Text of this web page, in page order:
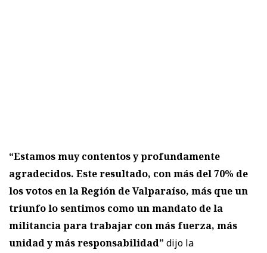
“Estamos muy contentos y profundamente
agradecidos. Este resultado, con más del 70% de
los votos en la Región de Valparaíso, más que un
triunfo lo sentimos como un mandato de la
militancia para trabajar con más fuerza, más
unidad y más responsabilidad” dijo la